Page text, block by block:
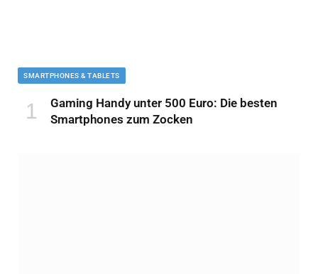
SMARTPHONES & TABLETS
Gaming Handy unter 500 Euro: Die besten
Smartphones zum Zocken